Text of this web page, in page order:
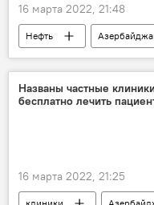
16 марта 2022, 21:48
Нефть
Добыча нефти
Названы частные
бесплатно лечить
16 марта 2022, 21:25